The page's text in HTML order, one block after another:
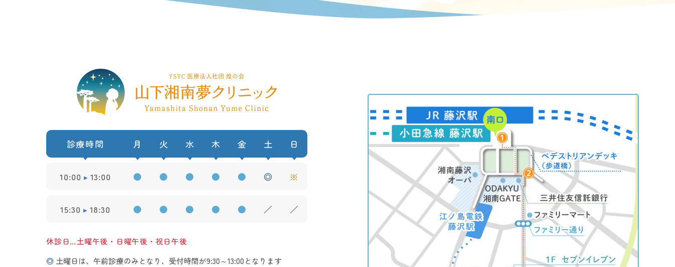
診療時間 月 火 水 木 金 土 日
10:00 13:00 ● ● ● ● ● ◎ ※
15:30 18:30 ● ● ● ● ● ／ ／
休診日…土曜午後・日曜午後・祝日午後
◎ 土曜日は、午前診療のみとなり、受付時間が9:30～13:00となります